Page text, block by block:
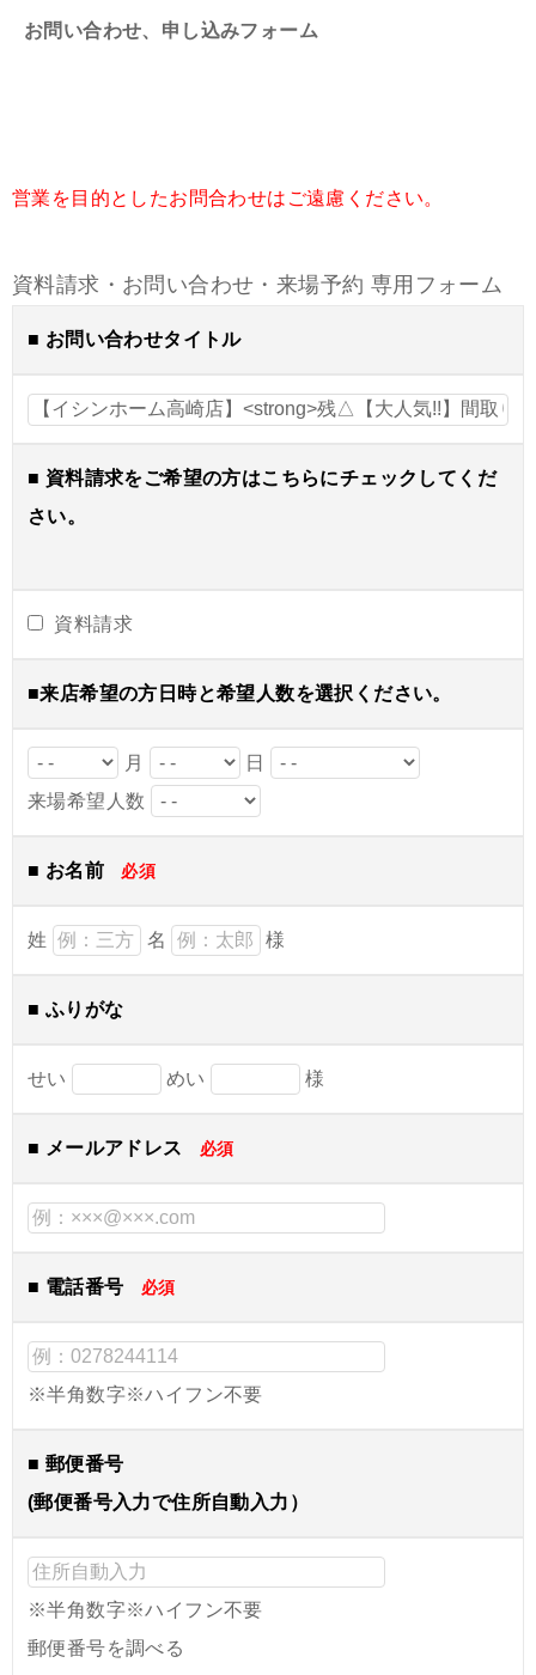
お問い合わせ、申し込みフォーム
営業を目的としたお問合わせはご遠慮ください。
資料請求・お問い合わせ・来場予約 専用フォーム
■ お問い合わせタイトル
■ 資料請求をご希望の方はこちらにチェックしてくだ
さい。
資料請求
■来店希望の方日時と希望人数を選択ください。
月
日
来場希望人数
■ お名前 必須
姓 名 様
■ ふりがな
せい めい 様
■ メールアドレス 必須
■ 電話番号 必須
※半角数字※ハイフン不要
■ 郵便番号
(郵便番号入力で住所自動入力）
※半角数字※ハイフン不要
郵便番号を調べる